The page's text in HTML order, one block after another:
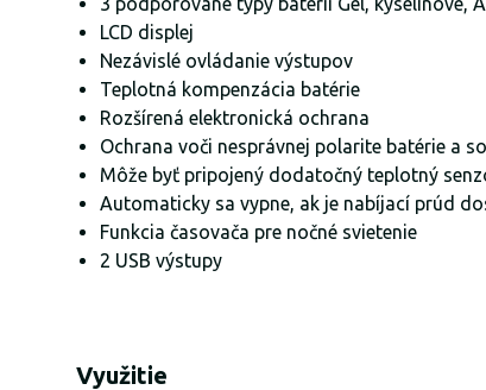
LCD displej
Nezávislé ovládanie výstupov
Teplotná kompenzácia batérie
Rozšírená elektronická ochrana
Ochrana voči nesprávnej polarite batérie a
Môže byť pripojený dodatočný teplotný
Automaticky sa vypne, ak je nabíjací prúd
Funkcia časovača pre nočné svietenie
2 USB výstupy
Využitie